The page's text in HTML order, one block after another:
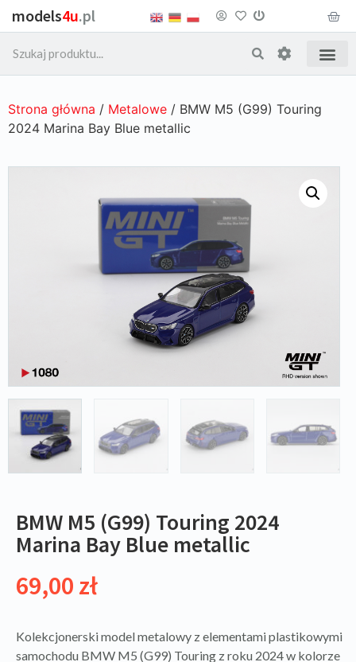
models4u.pl
Strona główna / Metalowe / BMW M5 (G99) Touring
2024 Marina Bay Blue metallic
BMW M5 (G99) Touring 2024
Marina Bay Blue metallic
69,00 zł
Kolekcjonerski model metalowy z elementami plastikowymi
samochodu BMW M5 (G99) Touring z roku 2024 w kolorze